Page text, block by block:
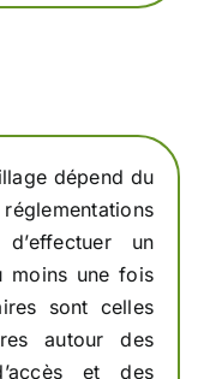
dépend du
un
moins une fois
sont celles
autour des
et des